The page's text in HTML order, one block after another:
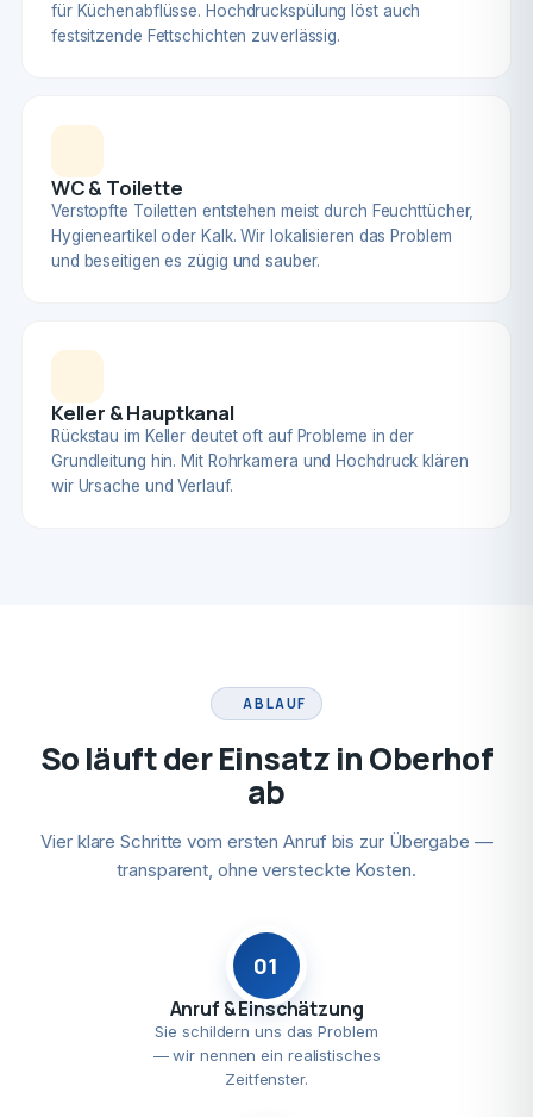
für Küchenabflüsse. Hochdruckspülung löst auch
festsitzende Fettschichten zuverlässig.
WC & Toilette
Verstopfte Toiletten entstehen meist durch Feuchttücher,
Hygieneartikel oder Kalk. Wir lokalisieren das Problem
und beseitigen es zügig und sauber.
Keller & Hauptkanal
Rückstau im Keller deutet oft auf Probleme in der
Grundleitung hin. Mit Rohrkamera und Hochdruck klären
wir Ursache und Verlauf.
ABLAUF
So läuft der Einsatz in Oberhof
ab
Vier klare Schritte vom ersten Anruf bis zur Übergabe —
transparent, ohne versteckte Kosten.
01
Anruf & Einschätzung
Sie schildern uns das Problem
— wir nennen ein realistisches
Zeitfenster.